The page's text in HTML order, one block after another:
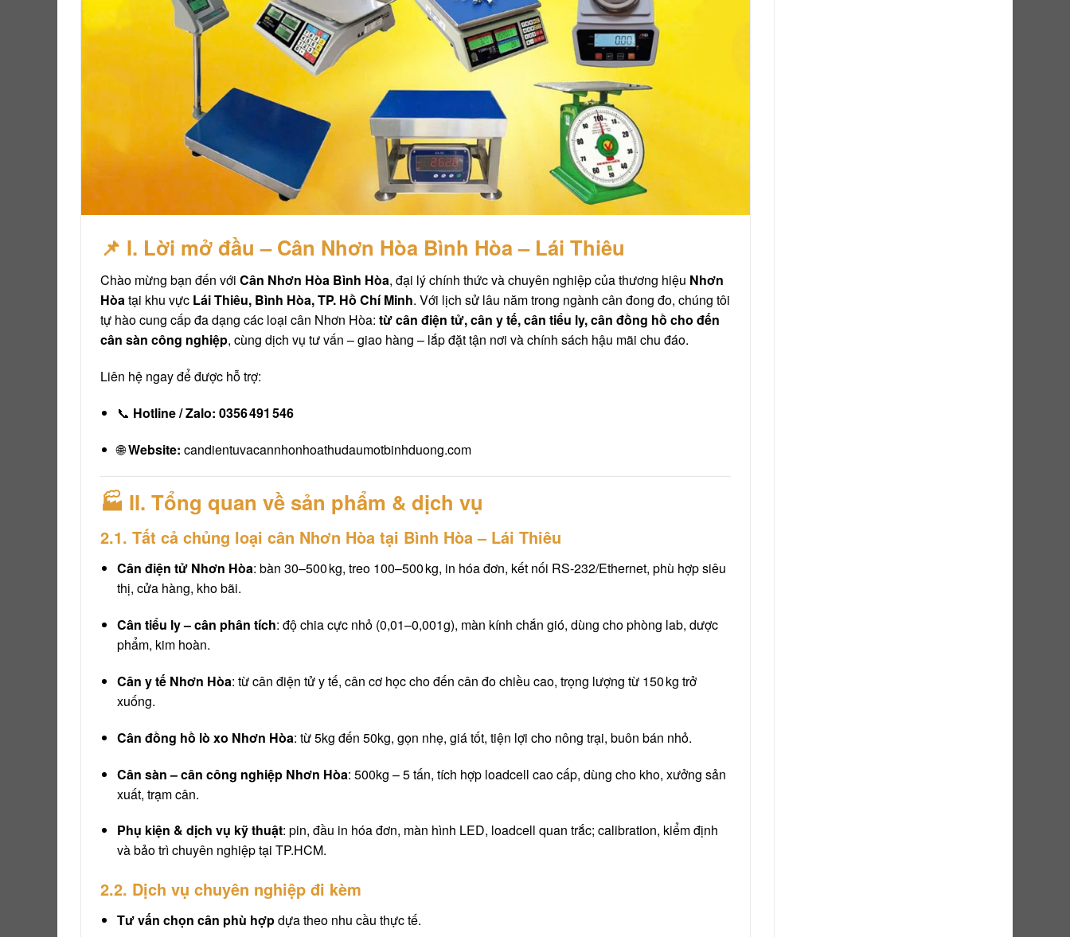
📌 I. Lời mở đầu – Cân Nhơn Hòa Bình Hòa – Lái Thiêu
Chào mừng bạn đến với Cân Nhơn Hòa Bình Hòa, đại lý chính thức và chuyên nghiệp của thương hiệu Nhơn
Hòatại khu vực Lái Thiêu, Bình Hòa, TP. Hồ Chí Minh. Với lịch sử lâu năm trong ngành cân đong đo, chúng tôi
tự hào cung cấp đa dạng các loại cân Nhơn Hòa: từ cân điện tử, cân y tế, cân tiểu ly, cân đồng hồ cho đến
cân sàn công nghiệp, cùng dịch vụ tư vấn – giao hàng – lắp đặt tận nơi và chính sách hậu mãi chu đáo.
Liên hệ ngay để được hỗ trợ:
📞 Hotline / Zalo: 0356 491 546
🌐Website: candientuvacannhonhoathudaumotbinhduong.com
🏭 II. Tổng quan về sản phẩm & dịch vụ
2.1. Tất cả chủng loại cân Nhơn Hòa tại Bình Hòa – Lái Thiêu
Cân điện tử Nhơn Hòa: bàn 30–500 kg, treo 100–500 kg, in hóa đơn, kết nối RS‑232/Ethernet, phù hợp siêu
thị, cửa hàng, kho bãi.
Cân tiểu ly – cân phân tích: độ chia cực nhỏ (0,01–0,001g), màn kính chắn gió, dùng cho phòng lab, dược
phẩm, kim hoàn.
Cân y tế Nhơn Hòa: từ cân điện tử y tế, cân cơ học cho đến cân đo chiều cao, trọng lượng từ 150 kg trở
xuống.
Cân đồng hồ lò xo Nhơn Hòa: từ 5kg đến 50kg, gọn nhẹ, giá tốt, tiện lợi cho nông trại, buôn bán nhỏ.
Cân sàn – cân công nghiệp Nhơn Hòa: 500kg – 5 tấn, tích hợp loadcell cao cấp, dùng cho kho, xưởng sản
xuất, trạm cân.
Phụ kiện & dịch vụ kỹ thuật: pin, đầu in hóa đơn, màn hình LED, loadcell quan trắc; calibration, kiểm định
và bảo trì chuyên nghiệp tại TP.HCM.
2.2. Dịch vụ chuyên nghiệp đi kèm
Tư vấn chọn cân phù hợpdựa theo nhu cầu thực tế.